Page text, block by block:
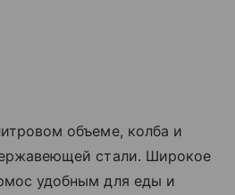
объеме, колба и
стали. Широкое
удобным для еды и